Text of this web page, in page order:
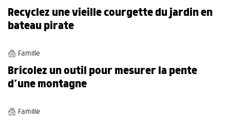
Recyclez une vieille courgette du jardin en
bateau pirate
Famille
Bricolez un outil pour mesurer la pente
d’une montagne
Famille